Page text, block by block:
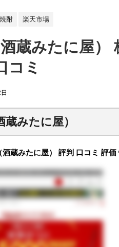
酎 楽天市場
蔵みたに屋）
コミ
蔵みたに屋）
酒蔵みたに屋） 評判 口コミ 評